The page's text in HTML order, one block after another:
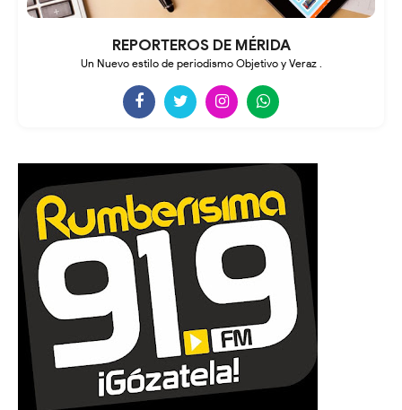
REPORTEROS DE MÉRIDA
Un Nuevo estilo de periodismo Objetivo y Veraz .